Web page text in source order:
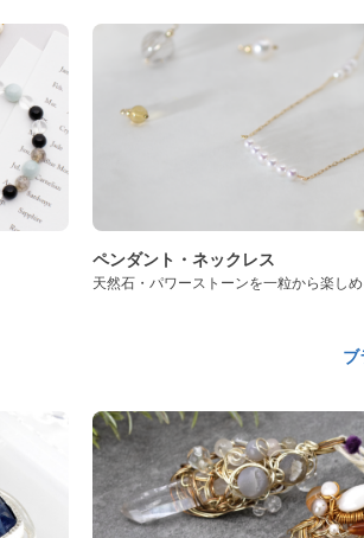
ペンダント・ネックレス
天然石・パワーストーンを一粒から楽し
ブ